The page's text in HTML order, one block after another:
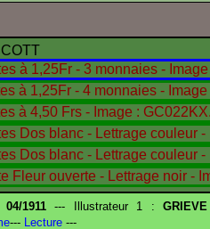
04/1911--- Illustrateur 1 :
--- Lecture ---